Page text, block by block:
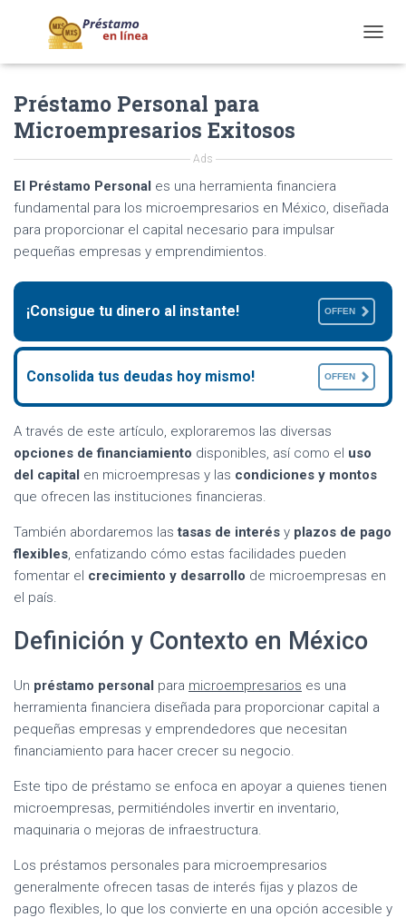
O
N
Préstamo Personal para
Microempresarios Exitosos
Ads
El Préstamo Personal es una herramienta financiera
fundamental para los microempresarios en México, diseñada
para proporcionar el capital necesario para impulsar
pequeñas empresas y emprendimientos.
¡Consigue tu dinero al instante! OFFEN
Consolida tus deudas hoy mismo! OFFEN
A través de este artículo, exploraremos las diversas
opciones de financiamiento disponibles, así como el uso
del capital en microempresas y las condiciones y montos
que ofrecen las instituciones financieras.
También abordaremos lastasas de interés y plazos de pago
flexibles, enfatizando cómo estas facilidades pueden
fomentar el crecimiento y desarrollo de microempresas en
el país.
Definición y Contexto en México
Un préstamo personal para microempresarios es una
herramienta financiera diseñada para proporcionar capital a
pequeñas empresas y emprendedores que necesitan
financiamiento para hacer crecer su negocio.
Este tipo de préstamo se enfoca en apoyar a quienes tienen
microempresas, permitiéndoles invertir en inventario,
maquinaria o mejoras de infraestructura.
Los préstamos personales para microempresarios
generalmente ofrecen tasas de interés fijas y plazos de
pago flexibles, lo que los convierte en una opción accesible y